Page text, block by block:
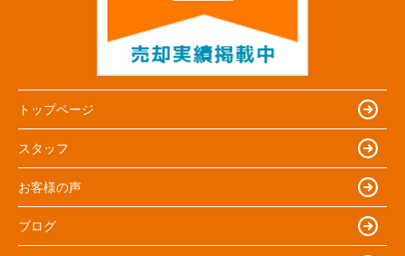
トップページ
スタッフ
お客様の声
ブログ